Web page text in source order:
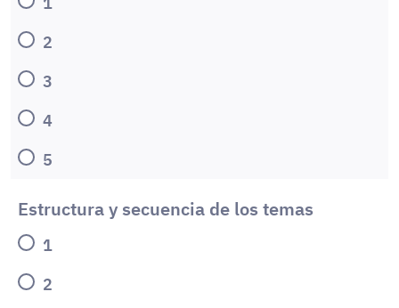
2
3
4
5
Estructura y secuencia de los temas
1
2